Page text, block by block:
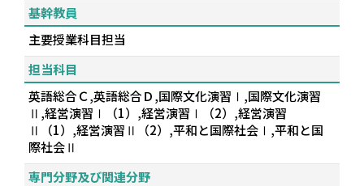
基幹教員
主要授業科目担当
担当科目
英語総合Ｃ,英語総合Ｄ,国際文化演習Ⅰ,国際文化演習
Ⅱ,経営演習Ⅰ（1）,経営演習Ⅰ（2）,経営演習
Ⅱ（1）,経営演習Ⅱ（2）,平和と国際社会Ⅰ,平和と国
際社会Ⅱ
専門分野及び関連分野